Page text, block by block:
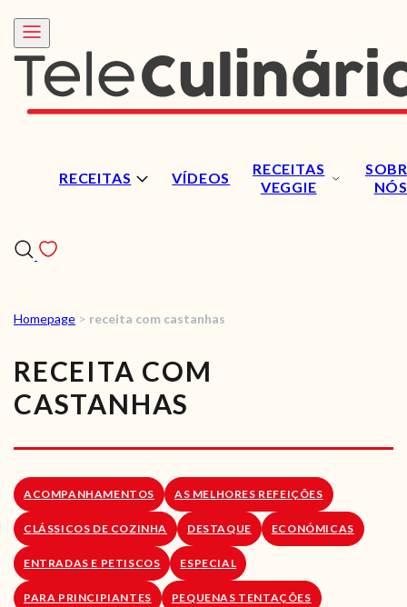
RECEITAS VÍDEOS
RECEITAS
VEGGIE
NÓS
RECEITAS
VÍDEOS
RECEITAS VEGGIE
LOJA ONLINE
BLOG
Homepage > receita com castanhas
RECEITA COM
CASTANHAS
ACOMPANHAMENTOS AS MELHORES REFEIÇÕES
CLÁSSICOS DE COZINHA DESTAQUE ECONÓMICAS
ENTRADAS E PETISCOS ESPECIAL
PARA PRINCIPIANTES PEQUENAS TENTAÇÕES